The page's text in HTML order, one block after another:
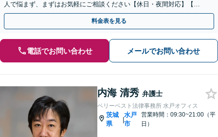
人で悩まず、まずはお気軽にご相談ください【休日・夜間対応】【英
語・ベトナム語対応可】
料金表を見る
電話でお問い合わせ メールでお問い合わせ
内海 清秀 弁護士
ベリーベスト法律事務所 水戸オフィス
茨城
県
|
水戸
市
営業時間：09:30~21:00（平
日）